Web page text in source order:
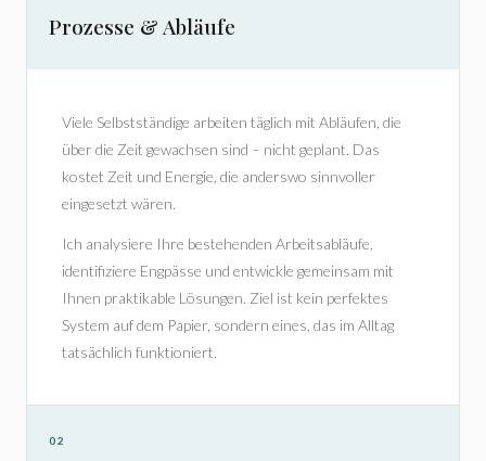
Prozesse & Abläufe
Viele Selbstständige arbeiten täglich mit Abläufen, die
über die Zeit gewachsen sind – nicht geplant. Das
kostet Zeit und Energie, die anderswo sinnvoller
eingesetzt wären.
Ich analysiere Ihre bestehenden Arbeitsabläufe,
identifiziere Engpässe und entwickle gemeinsam mit
Ihnen praktikable Lösungen. Ziel ist kein perfektes
System auf dem Papier, sondern eines, das im Alltag
tatsächlich funktioniert.
02